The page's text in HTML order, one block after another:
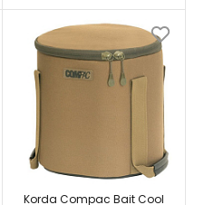
Korda Compac Bait Cool